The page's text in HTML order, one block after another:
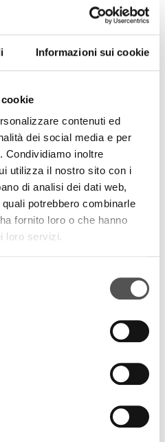
Informazioni sui cookie
contenuti ed
dei social media e per
Condividiamo inoltre
utilizza il nostro sito con i
di analisi dei dati web,
potrebbero combinarle
fornito loro o che hanno
loro servizi.